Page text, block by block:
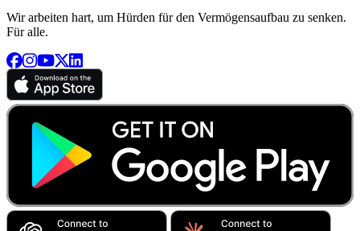
Wir arbeiten hart, um Hürden für den Vermögensaufbau zu senken.
Für alle.